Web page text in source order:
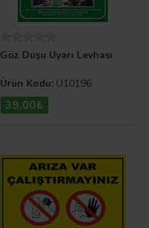
Göz Duşu Uyarı Levhası
Ürün Kodu: U10196
39,00₺